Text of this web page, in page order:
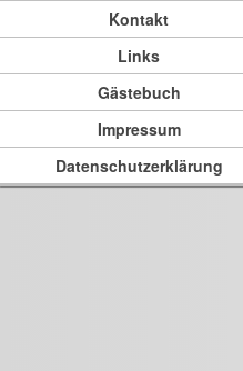
Kontakt
Links
Gästebuch
Impressum
Datenschutzerklärung